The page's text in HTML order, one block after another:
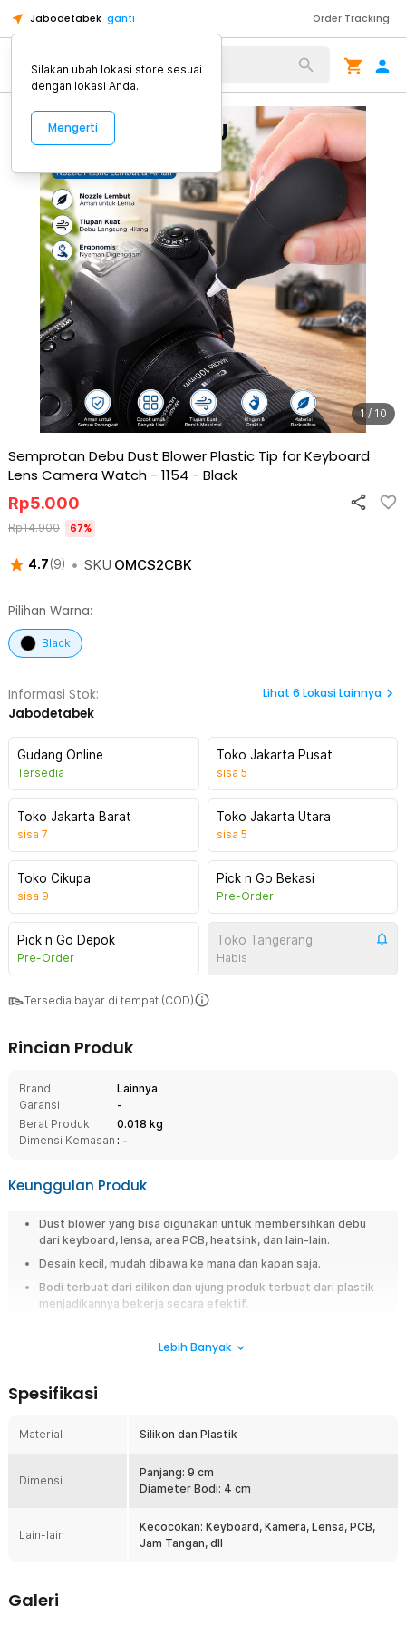
Jabodetabek ganti Order Tracking
Alat Kopi
1 / 10
Semprotan Debu Dust Blower Plastic Tip for Keyboard
Lens Camera Watch - 1154 - Black
4.7(9) • SKU OMCS2CBK
Rp5.000
Rp14.900 67%
Pilihan Warna:
Black
Informasi Stok:
Jabodetabek
Lihat 6 Lokasi Lainnya
Gudang Online
Tersedia
Toko Jakarta Pusat
sisa 5
Toko Jakarta Barat
sisa 7
Toko Jakarta Utara
sisa 5
Toko Cikupa
sisa 9
Pick n Go Bekasi
Pre-Order
Pick n Go Depok
Pre-Order
Toko Tangerang
Habis
Tersedia bayar di tempat (COD)
Rincian Produk
Brand
Lainnya
Garansi
-
Berat Produk
0.018 kg
Dimensi Kemasan : -
Keunggulan Produk
Dust blower yang bisa digunakan untuk membersihkan debu
dari keyboard, lensa, area PCB, heatsink, dan lain-lain.
Desain kecil, mudah dibawa ke mana dan kapan saja.
Bodi terbuat dari silikon dan ujung produk terbuat dari plastik
menjadikannya bekerja secara efektif.
PCB, heatsink, dan jam tangan. Cara kerjanya sederhana, cukup ditekan
mengangkat debu tanpa menyentuh permukaan. Alat ini sangat aman
Membersihkan Tanpa Cairan dan Listrik
Dust blower ini bekerja dengan sistem pompa udara manual dari
sensor luar, dan perangkat elektronik sensitif.
Lebih Banyak
Spesifikasi
Material Silikon dan Plastik
Dimensi
Panjang: 9 cm
Diameter Bodi: 4 cm
Lain-lain
Kecocokan: Keyboard, Kamera, Lensa, PCB,
Jam Tangan, dll
Galeri
Silakan ubah lokasi store sesuai
dengan lokasi Anda.
Mengerti